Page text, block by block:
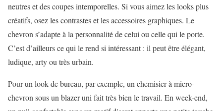
neutres et des coupes intemporelles. Si vous aimez les looks plus
créatifs, osez les contrastes et les accessoires graphiques. Le
chevron s’adapte à la personnalité de celui ou celle qui le porte.
C’est d’ailleurs ce qui le rend si intéressant : il peut être élégant,
ludique, arty ou très urbain.
Pour un look de bureau, par exemple, un chemisier à micro-
chevron sous un blazer uni fait très bien le travail. En week-end,